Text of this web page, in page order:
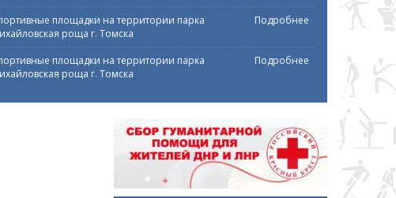
площадки на территории парка
роща г. Томска
Подробнее
площадки на территории парка
роща г. Томска
Подробнее